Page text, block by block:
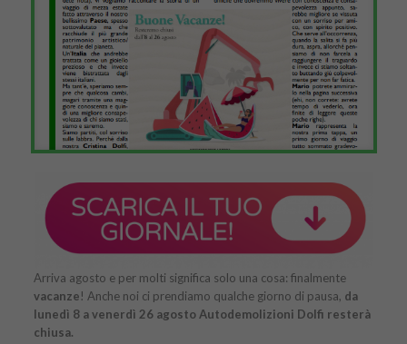
Arriva agosto e per molti significa solo una cosa: finalmente
vacanze! Anche noi ci prendiamo qualche giorno di pausa, da
lunedì 8 a venerdì 26 agosto Autodemolizioni Dolfi resterà
chiusa.